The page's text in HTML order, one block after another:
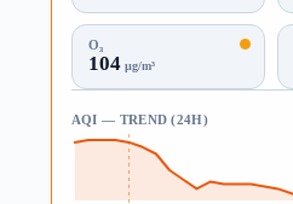
O₃
104µg/m³
AQI — TREND (24H)